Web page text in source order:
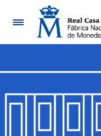
Mostrar/Ocultar